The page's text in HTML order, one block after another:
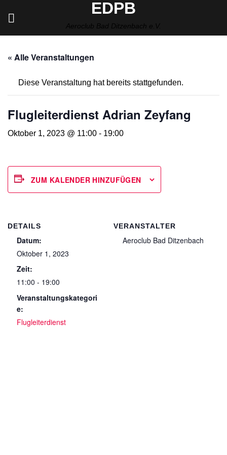
EDPB
Aeroclub Bad Ditzenbach e.V.
« Alle Veranstaltungen
Diese Veranstaltung hat bereits stattgefunden.
Flugleiterdienst Adrian Zeyfang
Oktober 1, 2023 @ 11:00 - 19:00
ZUM KALENDER HINZUFÜGEN
DETAILS
Datum:
Oktober 1, 2023
Zeit:
11:00 - 19:00
Veranstaltungskategori
e:
Flugleiterdienst
VERANSTALTER
Aeroclub Bad Ditzenbach